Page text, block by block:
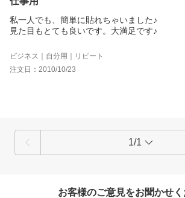
私一人でも、簡単に貼れちゃいました♪
見た目もとても良いです。大満足です♪
ビジネス｜自分用｜リピート
注文日：2010/10/23
1/1
お客様のご意見をお聞かせ